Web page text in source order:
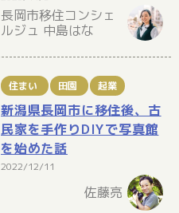
長岡市移住コンシェ
ルジュ 中島はな
住まい 田園 起業
新潟県長岡市に移住後、古
民家を手作りDIYで写真館
を始めた話
2022/12/11
佐藤亮